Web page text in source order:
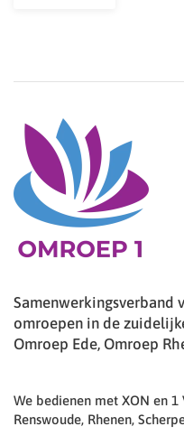
Samenwerkingsverband
omroepen in de
Omroep Ede, Omroep
We bedienen met XON en 1
Renswoude, Rhenen,